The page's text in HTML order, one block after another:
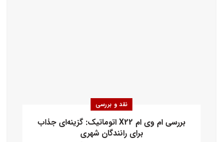
نقد و بررسی
بررسی ام وی ام X22 اتوماتیک: گزینه‌ای جذاب
برای رانندگان شهری